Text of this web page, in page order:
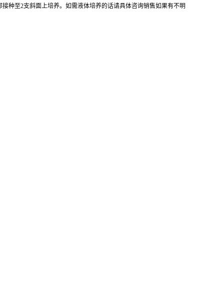
种至2支斜面上培养。如需液体培养的话请具体咨询销售如果有不明